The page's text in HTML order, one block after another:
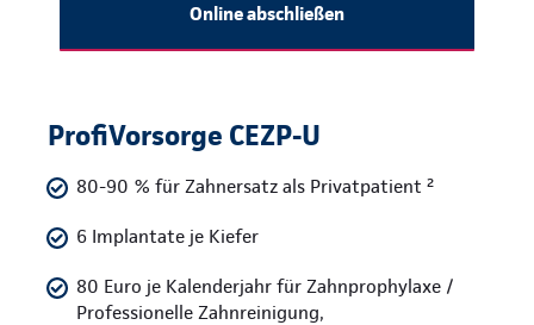
Online abschließen
ProfiVorsorge CEZP-U
80-90 % für Zahnersatz als Privatpatient ²
6 Implantate je Kiefer
80 Euro je Kalenderjahr für Zahnprophylaxe /
Professionelle Zahnreinigung,